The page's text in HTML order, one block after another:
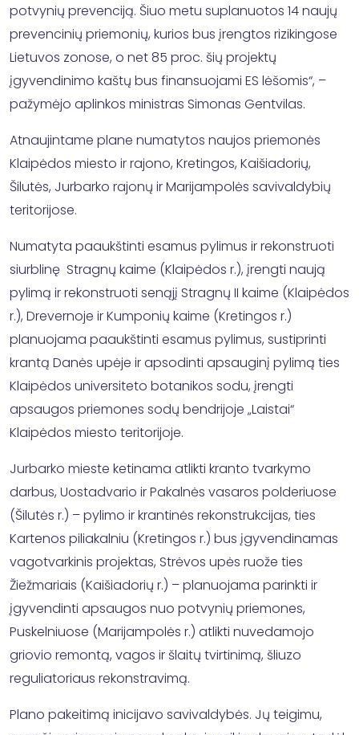
potvynių prevenciją. Šiuo metu suplanuotos 14 naujų
prevencinių priemonių, kurios bus įrengtos rizikingose
Lietuvos zonose, o net 85 proc. šių projektų
įgyvendinimo kaštų bus finansuojami ES lėšomis“, –
pažymėjo aplinkos ministras Simonas Gentvilas.
Atnaujintame plane numatytos naujos priemonės
Klaipėdos miesto ir rajono, Kretingos, Kaišiadorių,
Šilutės, Jurbarko rajonų ir Marijampolės savivaldybių
teritorijose.
Numatyta paaukštinti esamus pylimus ir rekonstruoti
siurblinę Stragnų kaime (Klaipėdos r.), įrengti naują
pylimą ir rekonstruoti senąjį Stragnų II kaime (Klaipėdos
r.), Drevernoje ir Kumponių kaime (Kretingos r.)
planuojama paaukštinti esamus pylimus, sustiprinti
krantą Danės upėje ir apsodinti apsauginį pylimą ties
Klaipėdos universiteto botanikos sodu, įrengti
apsaugos priemones sodų bendrijoje „Laistai“
Klaipėdos miesto teritorijoje.
Jurbarko mieste ketinama atlikti kranto tvarkymo
darbus, Uostadvario ir Pakalnės vasaros polderiuose
(Šilutės r.) – pylimo ir krantinės rekonstrukcijas, ties
Kartenos piliakalniu (Kretingos r.) bus įgyvendinamas
vagotvarkinis projektas, Strėvos upės ruože ties
Žiežmariais (Kaišiadorių r.) – planuojama parinkti ir
įgyvendinti apsaugos nuo potvynių priemones,
Puskelniuose (Marijampolės r.) atlikti nuvedamojo
griovio remontą, vagos ir šlaitų tvirtinimą, šliuzo
reguliatoriaus rekonstravimą.
Plano pakeitimą inicijavo savivaldybės. Jų teigimu,